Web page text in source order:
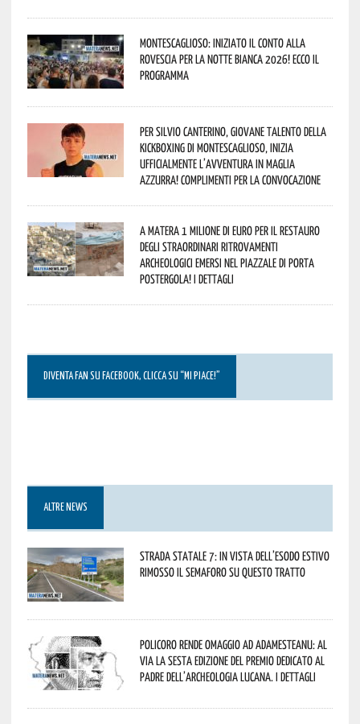
Montescaglioso: iniziato il conto alla
rovescia per la Notte Bianca 2026! Ecco il
programma
Per Silvio Canterino, giovane talento della
kickboxing di Montescaglioso, inizia
ufficialmente l’avventura in maglia
azzurra! Complimenti per la convocazione
A Matera 1 milione di euro per il restauro
degli straordinari ritrovamenti
archeologici emersi nel piazzale di Porta
Postergola! I dettagli
DIVENTA FAN SU FACEBOOK, CLICCA SU “MI PIACE!”
ALTRE NEWS
Strada statale 7: in vista dell’esodo estivo
rimosso il semaforo su questo tratto
Policoro rende omaggio ad Adamesteanu: al
via la sesta edizione del Premio dedicato al
padre dell’archeologia lucana. I dettagli